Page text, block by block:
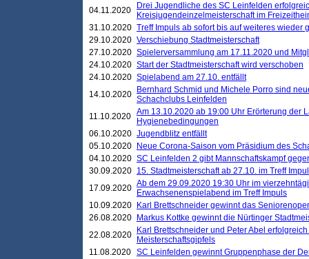
04.11.2020
Drei Jugendliche des SC Leinfelden
Kreisjugendeinzelmeisterschaft im
31.10.2020 Treff Impuls ab sofort bis auf weiteres wieder
29.10.2020 Verschiebung Stadtmeisterschaft
27.10.2020 Spielerversammlung am 17.11.2020 und
24.10.2020 Start der Stadtmeisterschaft wird verschoben
24.10.2020 Spielabend am 27.10. entfällt
14.10.2020
Bernhard Schmid und Michele Porro sind
Schachclubs Leinfelden
11.10.2020 Am 13.10.2020 ab 19:00 Uhr Erörterung der
Hygienebedingungen
06.10.2020 Jugendblitz entfällt
05.10.2020
Neue Corona-Saison vom Präsidium des
04.10.2020 SC Leinfelden 2 gibt Mannschaftskampf
30.09.2020 15. Stadtmeisterschaft ab 27.10. im Treff
17.09.2020 Ab dem 29.09.2020 19:30 Uhr im
Erwachsenenspielabend im Treff Impuls
10.09.2020
Karl Brettschneider gewinnt das
26.08.2020
Markus Kottke gewinnt die Nürtinger
22.08.2020
Karl Brettschneider und Peter Abel
Meisterschaftsgipfels
11.08.2020 SC Leinfelden gewinnt Gruppenphase der